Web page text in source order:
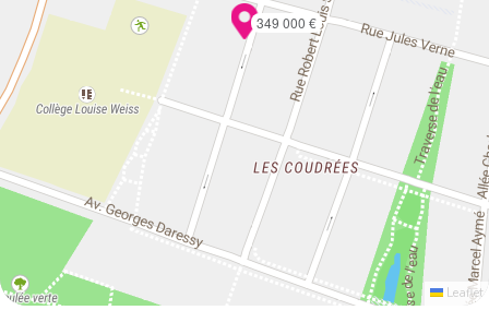
349 000 €
Leaflet